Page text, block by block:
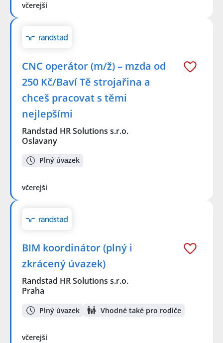
včerejší
CNC operátor (m/ž) – mzda od
250 Kč/Baví Tě strojařina a
chceš pracovat s těmi
nejlepšími
Randstad HR Solutions s.r.o.
Oslavany
Plný úvazek
včerejší
BIM koordinátor (plný i
zkrácený úvazek)
Randstad HR Solutions s.r.o.
Praha
Plný úvazek Vhodné také pro rodiče
včerejší